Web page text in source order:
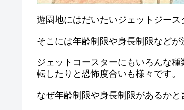
遊園地にはだいたいジェットジース
そこには年齢制限や身長制限などが
ジェットコースターにもいろんな
転したりと恐怖度合いも様々です。
なぜ年齢制限や身長制限があるか